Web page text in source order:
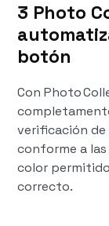
3 Photo
botón
Con Photo
verificación
conforme a
color
correcto.